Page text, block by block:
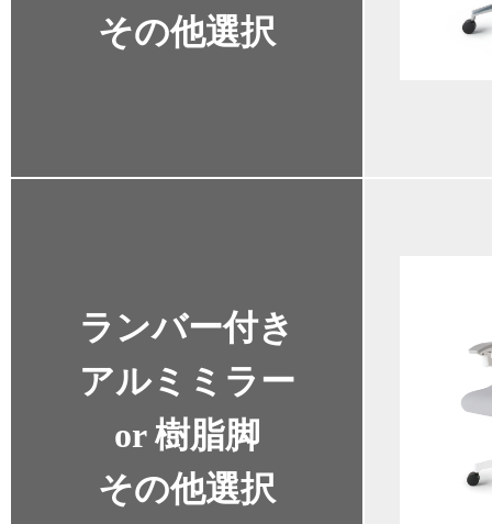
その他選択
ランバー付き
アルミミラー
or 樹脂脚
その他選択